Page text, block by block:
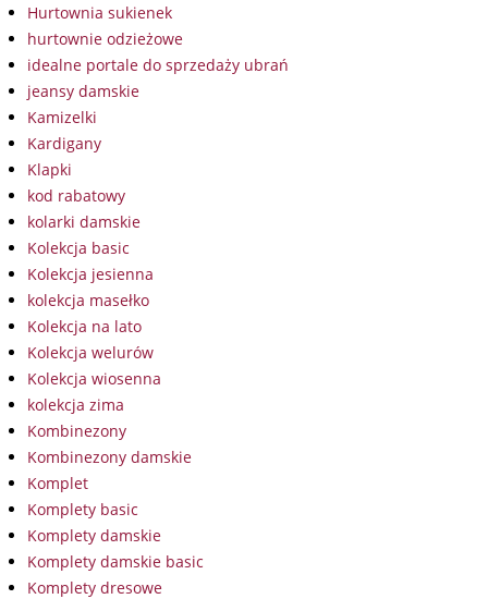
Hurtownia sukienek
hurtownie odzieżowe
idealne portale do sprzedaży ubrań
jeansy damskie
Kamizelki
Kardigany
Klapki
kod rabatowy
kolarki damskie
Kolekcja basic
Kolekcja jesienna
kolekcja masełko
Kolekcja na lato
Kolekcja welurów
Kolekcja wiosenna
kolekcja zima
Kombinezony
Kombinezony damskie
Komplet
Komplety basic
Komplety damskie
Komplety damskie basic
Komplety dresowe